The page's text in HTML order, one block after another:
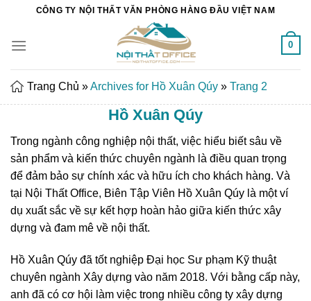
Chuyển
nội
CÔNG TY NỘI THẤT VĂN PHÒNG HÀNG ĐẦU VIỆT NAM
0
Trang Chủ »Archives for Hồ Xuân Qúy » Trang 2
Hồ Xuân Qúy
Trong ngành công nghiệp nội thất, việc hiểu biết sâu về
sản phẩm và kiến thức chuyên ngành là điều quan trọng
để đảm bảo sự chính xác và hữu ích cho khách hàng. Và
tại Nội Thất Office, Biên Tập Viên Hồ Xuân Qúy là một ví
dụ xuất sắc về sự kết hợp hoàn hảo giữa kiến thức xây
dựng và đam mê về nội thất.
Hồ Xuân Qúy đã tốt nghiệp Đại học Sư phạm Kỹ thuật
chuyên ngành Xây dựng vào năm 2018. Với bằng cấp này,
anh đã có cơ hội làm việc trong nhiều công ty xây dựng